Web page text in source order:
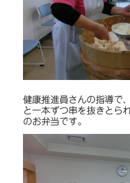
健康推進員さんの指導で
と一本ずつ串を抜きとら
のお弁当です。